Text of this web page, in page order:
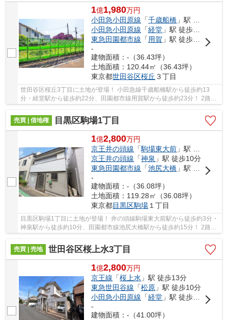
1億1,980万円
小田急小田原線 「千歳船橋 」駅 徒歩13分
小田急小田原線 「経堂 」駅 徒歩22分
東急田園都市線 「 用賀 」駅 徒歩23分
-
建物面積：-（36.43坪）
土地面積：120.44㎡（36.43坪）
東京都世田谷区桜丘 ３丁目
世田谷区桜丘3丁目に土地が登場！ 小田急線千歳船橋駅から徒歩約13
分・経堂駅から徒歩約22分、田園都市線用賀駅から徒歩約23分！ 2路線
売買 | 借地権
目黒区駒場1丁目
1億2,800万円
京王井の頭線 「駒場東大前 」駅 徒歩3分
京王井の頭線 「神泉 」駅 徒歩10分
東急田園都市線 「池尻大橋 」駅 徒歩15分
-
建物面積：-（36.08坪）
土地面積：119.28㎡（36.08坪）
東京都目黒区駒場 １丁目
目黒区駒場1丁目に土地が登場！ 井の頭線駒場東大前駅から徒歩約3分・
神泉駅から徒歩約10分、田園都市線池尻大橋駅から徒歩約15分！ 2路線
売買 | 売地
世田谷区桜上水3丁目
1億2,800万円
京王線 「桜上水 」駅 徒歩13分
東急世田谷線 「松原 」駅 徒歩10分
小田急小田原線 「経堂 」駅 徒歩16分
-
建物面積：-（41.00坪）